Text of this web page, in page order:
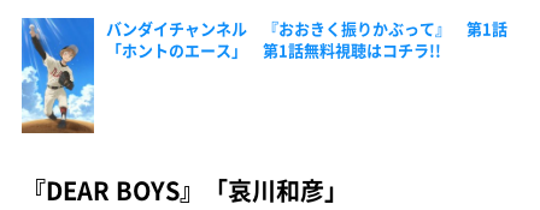
バンダイチャンネル 『おおきく振りかぶって』 第1話
「ホントのエース」 第1話無料視聴はコチラ!!
『DEAR BOYS』「哀川和彦」